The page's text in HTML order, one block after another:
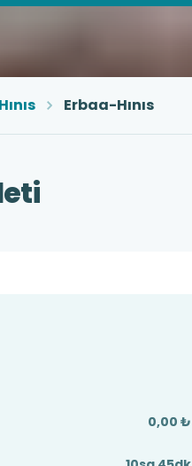
Hınıs Erbaa-Hınıs
0,00 ₺